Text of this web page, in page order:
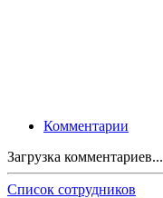
Комментарии
Загрузка комментариев...
Список сотрудников